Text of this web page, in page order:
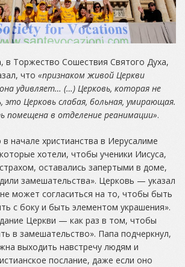
, в Торжество Сошествия Святого Духа,
что «признаком живой Церкви
удивляет… (…) Церковь, которая не
это Церковь слабая, больная, умирающая.
помещена в отделение реанимации».
начале христианства в Иерусалиме
хотели, чтобы ученики Иисуса,
оставались запертыми в доме,
замешательства». Церковь — указал
может согласиться на то, чтобы быть
с боку и быть элементом украшения».
Церкви — как раз в том, чтобы
в замешательство». Папа подчеркнул,
выходить навстречу людям и
послание, даже если оно